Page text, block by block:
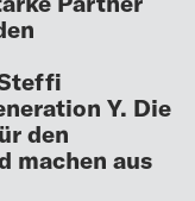
Y. Die
den
machen aus